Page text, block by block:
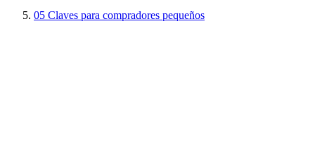
05 Claves para compradores pequeños